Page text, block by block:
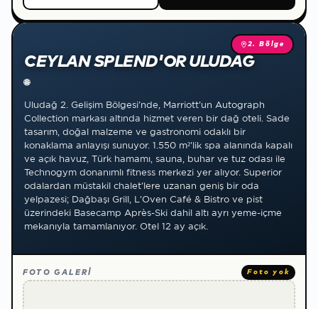
2. Bölge
CEYLAN SPLEND'OR ULUDAĞ
🌐
Uludağ 2. Gelişim Bölgesi'nde, Marriott'un Autograph
Collection markası altında hizmet veren bir dağ oteli. Sade
tasarım, doğal malzeme ve gastronomi odaklı bir
konaklama anlayışı sunuyor. 1.550 m²'lik spa alanında kapalı
ve açık havuz, Türk hamamı, sauna, buhar ve tuz odası ile
Technogym donanımlı fitness merkezi yer alıyor. Superior
odalardan müstakil chalet'lere uzanan geniş bir oda
yelpazesi; Dağbaşı Grill, L'Oven Café & Bistro ve pist
üzerindeki Basecamp Après-Ski dahil altı ayrı yeme-içme
mekanıyla tamamlanıyor. Otel 12 ay açık.
FOTO GALERİ Foto yok